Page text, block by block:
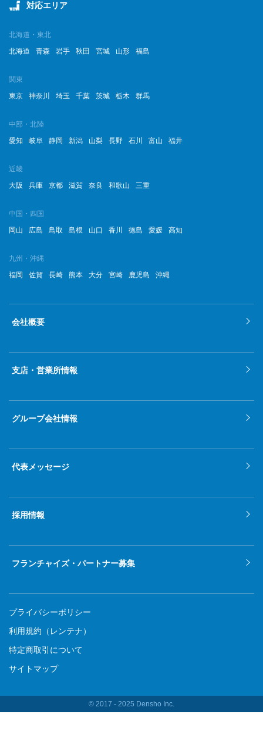
対応エリア
北海道・東北
北海道
青森 岩手 秋田 宮城 山形 福島
関東
東京
神奈川 埼玉 千葉 茨城 栃木 群馬
中部・北陸
愛知
岐阜 静岡 新潟 山梨 長野 石川 富山 福井
近畿
大阪
兵庫 京都 滋賀 奈良 和歌山 三重
中国・四国
岡山
広島 鳥取 島根 山口 香川 徳島 愛媛 高知
九州・沖縄
福岡
佐賀 長崎 熊本 大分 宮崎 鹿児島 沖縄
会社概要
支店・営業所情報
グループ会社情報
代表メッセージ
採用情報
フランチャイズ・パートナー募集
プライバシーポリシー
利用規約（レンテナ）
特定商取引について
サイトマップ
© 2017 ‐ 2025 Densho Inc.